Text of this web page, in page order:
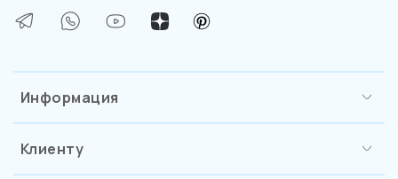
Информация
Клиенту